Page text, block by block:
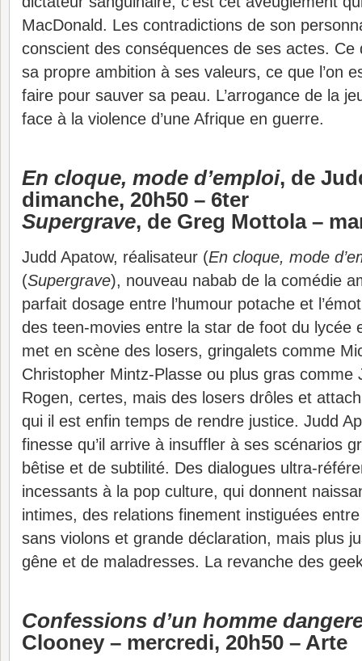
MacDonald. Les contradictions de son
conscient des conséquences de ses actes. Ce
sa propre ambition à ses valeurs, ce que l’on
faire pour sauver sa peau. L’arrogance de la
face à la violence d’une Afrique en guerre.
En cloque, mode d’emploi, de
dimanche, 20h50 – 6ter
Supergrave, de Greg Mottola –
Judd Apatow, réalisateur (En cloque, mode
(Supergrave), nouveau nabab de la comédie
parfait dosage entre l’humour potache et
des teen-movies entre la star de foot du lycée
met en scène des losers, gringalets comme
Christopher Mintz-Plasse ou plus gras comme
Rogen, certes, mais des losers drôles et
qui il est enfin temps de rendre justice. Judd
finesse qu’il arrive à insuffler à ses scénarios
bêtise et de subtilité. Des dialogues ultra-
incessants à la pop culture, qui donnent
intimes, des relations finement instiguées
sans violons et grande déclaration, mais plus
gêne et de maladresses. La revanche des
Confessions d’un homme
Clooney – mercredi, 20h50 – Arte